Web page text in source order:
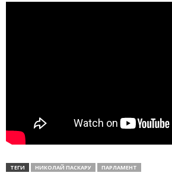
ТЕГИ НИКОЛАЙ ПАСКАРУ ПАРЛАМЕНТ